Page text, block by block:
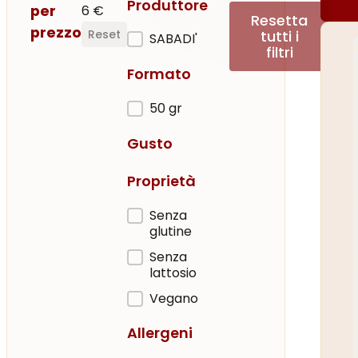
per
prezzo
6 €
Reset
Produttore
Produttore
SABADI'
Formato
Formato
50 gr
Gusto
Proprietà
Proprietà
Senza
glutine
Senza
lattosio
Vegano
Allergeni
Resetta
tutti i
filtri